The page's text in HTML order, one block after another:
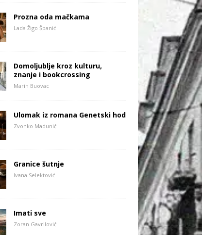
Prozna oda mačkama
Lada Žigo Španić
Domoljublje kroz kulturu,
znanje i bookcrossing
Marin Buovac
Ulomak iz romana Genetski hod
Zvonko Madunić
Granice šutnje
Ivana Selektović
Imati sve
Zoran Gavrilović